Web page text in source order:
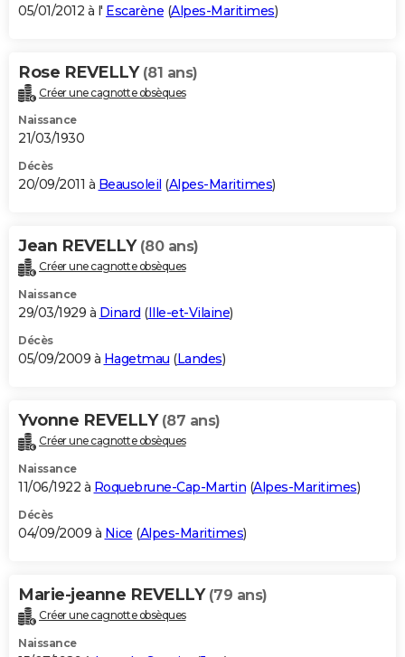
05/01/2012 à l' Escarène (Alpes-Maritimes)
Rose REVELLY (81 ans)
Créer une cagnotte obsèques
Naissance
21/03/1930
Décès
20/09/2011 à Beausoleil (Alpes-Maritimes)
Jean REVELLY (80 ans)
Créer une cagnotte obsèques
Naissance
29/03/1929 à Dinard (Ille-et-Vilaine)
Décès
05/09/2009 à Hagetmau (Landes)
Yvonne REVELLY (87 ans)
Créer une cagnotte obsèques
Naissance
11/06/1922 à Roquebrune-Cap-Martin (Alpes-Maritimes)
Décès
04/09/2009 à Nice (Alpes-Maritimes)
Marie-jeanne REVELLY (79 ans)
Créer une cagnotte obsèques
Naissance